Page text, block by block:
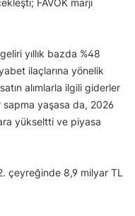
FAVÖK marjı
yıllık bazda %48
ilaçlarına yönelik
alımlarla ilgili giderler
sapma yaşasa da, 2026
yükseltti ve piyasa
çeyreğinde 8,9 milyar TL